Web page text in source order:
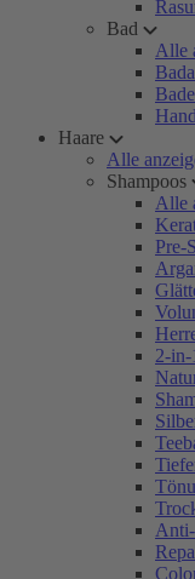
Bad
Alle
Haare
Alle
Shampoos
Alle
Pre-
2-